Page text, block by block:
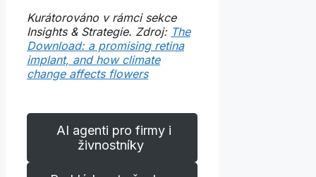
Kurátorováno v rámci sekce
Insights & Strategie. Zdroj: The
Download: a promising retina
implant, and how climate
change affects flowers
AI agenti pro firmy i
živnostníky